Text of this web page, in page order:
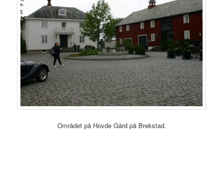
Området på Hovde Gård på Brekstad.